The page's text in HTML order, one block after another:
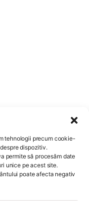
tehnologii precum cookie-
dispozitiv.
permite să procesăm date
unice pe acest site.
poate afecta negativ